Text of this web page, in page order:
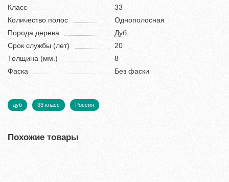
Класс
33
Количество полос
Однополосная
Порода дерева
Дуб
Срок службы (лет)
20
Толщина (мм.)
8
Фаска
Без фаски
дуб 33 класс Россия
Похожие товары